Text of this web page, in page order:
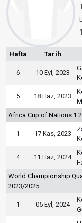
Hafta Tarih
6 10 Eyl, 2023
5 18 Haz, 2023
Africa Cup of Nations 1
1 17 Kas, 2023
4 11 Haz, 2024
World Championship
2023/2025
1 05 Eyl, 2024